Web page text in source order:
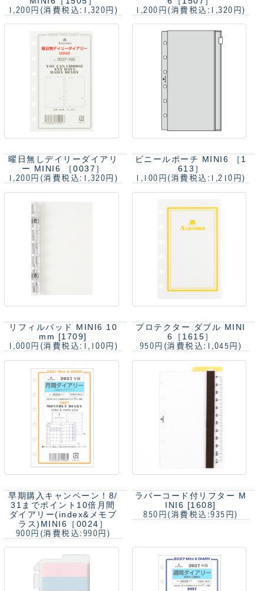
1,200円 (消費税込:1,320円) 1,200円 (消費税込:1,320円)
曜日無しデイリーダイアリ
ー MINI6 ［0037］
1,200円 (消費税込:1,320円)
ビニールポーチ MINI6 ［1
613］
1,100円 (消費税込:1,210円)
リフィルパッド MINI6 10
mm [1709]
1,000円 (消費税込:1,100円)
プロテクター ダブル MINI
6［1615］
950円 (消費税込:1,045円)
早期購入キャンペーン！8/
31までポイント10倍 月間
ダイアリー(index&メモプ
ラス)MINI6［0024］
900円 (消費税込:990円)
ラバーコード付リフター M
INI6 [1608]
850円 (消費税込:935円)